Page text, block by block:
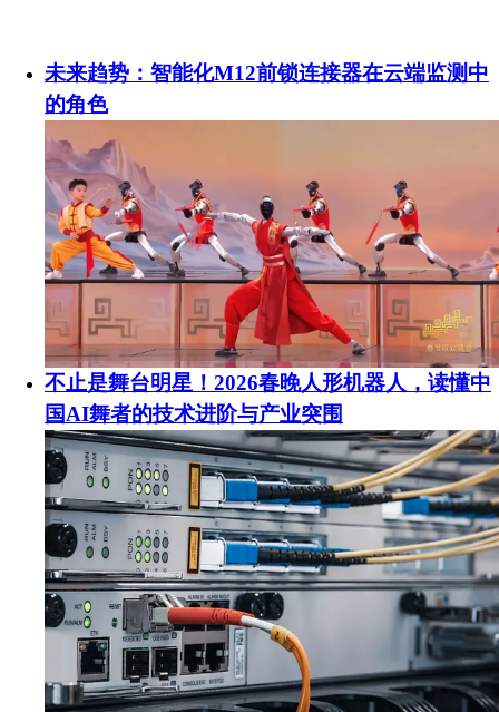
未来趋势：智能化M12前锁连接器在云端监测中
的角色
不止是舞台明星！2026春晚人形机器人，读懂中
国AI舞者的技术进阶与产业突围